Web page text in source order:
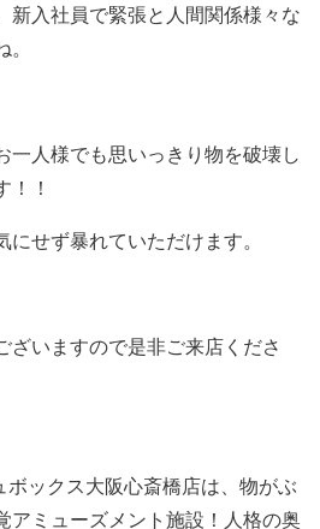
新入社員で緊張と人間関係様々な
一人様でも思いっきり物を破壊し
！！
せず暴れていただけます。
ざいますので是非ご来店くださ
ックス大阪心斎橋店は、物がぶ
アミューズメント施設！人格の奥